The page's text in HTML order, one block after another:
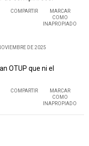
COMPARTIR
MARCAR
COMO
INAPROPIADO
DE 2025
OTUP que ni el
COMPARTIR
MARCAR
COMO
INAPROPIADO